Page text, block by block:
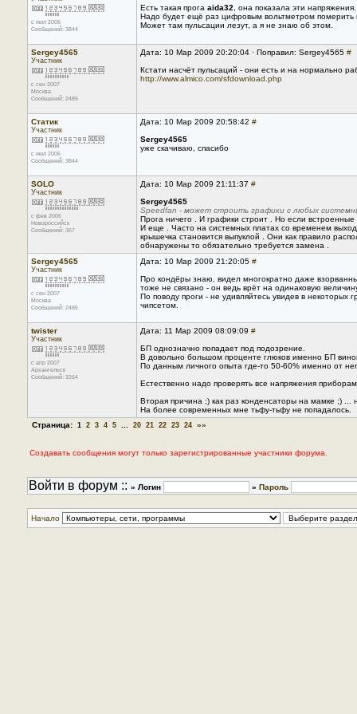
с июл 2006
Сообщений: 3844
Есть такая прога aida32 , она показала эти напряжения.
Надо будет ещё раз цифровым вольтметром померить
Может там пульсации лезут, а я не знаю об этом.
Sergey4565
Участник
с сен 2007
Москва
Сообщений: 2485
Дата: 10 Мар 2009 20:20:04 · Поправил: Sergey4565 #
Кстати насчёт пульсаций - они есть и на нормально
http://www.almico.com/sfdownload.php
Статик
Участник
с июл 2006
Сообщений: 3844
Дата: 10 Мар 2009 20:58:42 #
Sergey4565
уже скачиваю, спасибо
SOLO
Участник
с фев 2006
Новороссийск
Сообщений: 367
Дата: 10 Мар 2009 21:11:37 #
Sergey4565
Speedfan - может строить графики с любых
Прога ничего . И графики строит . Но если
И еще . Часто на системных платах со временем
крышечка становится выпуклой . Они как правило
обнаружены то обязательно требуется замена .
Sergey4565
Участник
с сен 2007
Москва
Сообщений: 2485
Дата: 10 Мар 2009 21:20:05 #
Про кондёры знаю, видел многократно даже
тоже не связано - он ведь врёт на одинаковую
По поводу проги - не удивляйтесь увидев в
чипсетом.
twister
Участник
с апр 2007
Архангельск
Сообщений: 3264
Дата: 11 Мар 2009 08:09:09 #
БП однозначно попадает под подозрение.
В довольно большом проценте глюков именно БП
По данным личного опыта где-то 50-60% именно от
Естественно надо проверять все напряжения
Вторая причина ;) как раз конденсаторы на мамке ;)
На более современных мне тьфу-тьфу не попадалось.
Страница: 1 2 3 4 5 20 21 22 23 24 »»
Создавать сообщения могут только зарегистрированные участники форума.
Войти в форум :: » Логин » Пароль
Начало